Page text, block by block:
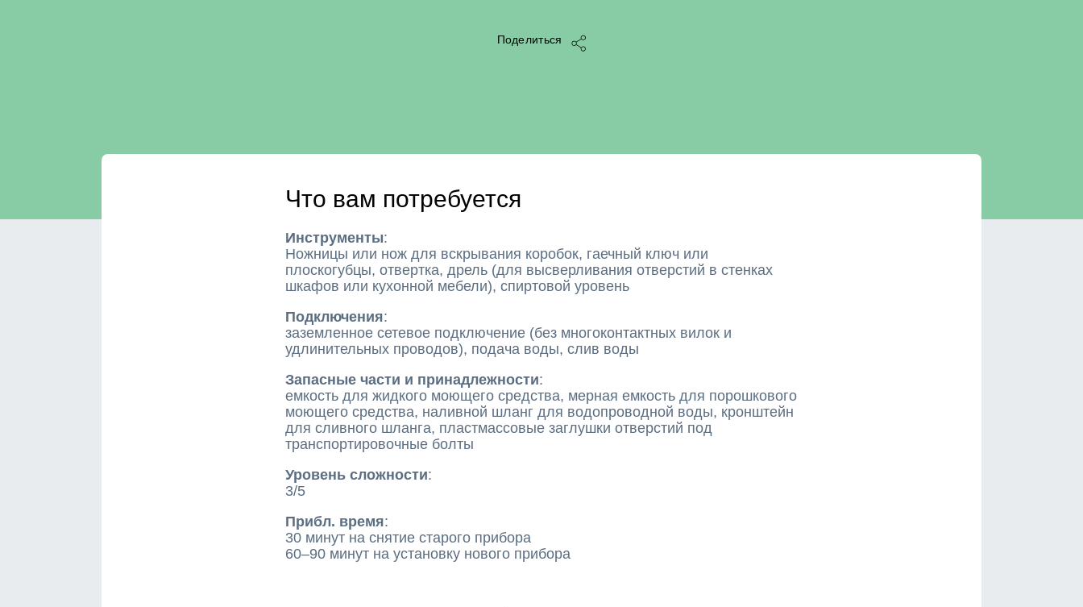
Поделиться
Что вам потребуется
Инструменты:
Ножницы или нож для вскрывания коробок, гаечный ключ или
плоскогубцы, отвертка, дрель (для высверливания отверстий в стенках
шкафов или кухонной мебели), спиртовой уровень
Подключения:
заземленное сетевое подключение (без многоконтактных вилок и
удлинительных проводов), подача воды, слив воды
Запасные части и принадлежности:
емкость для жидкого моющего средства, мерная емкость для порошкового
моющего средства, наливной шланг для водопроводной воды, кронштейн
для сливного шланга, пластмассовые заглушки отверстий под
транспортировочные болты
Уровень сложности:
3/5
Прибл. время:
30 минут на снятие старого прибора
60–90 минут на установку нового прибора